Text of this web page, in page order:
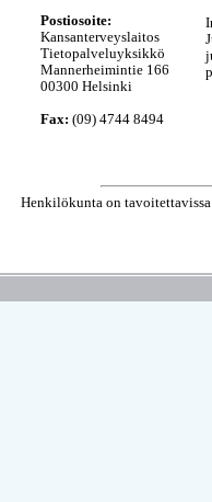
Postiosoite:
Kansanterveyslaitos
Tietopalveluyksikkö
Mannerheimintie 166
00300 Helsinki
Fax: (09) 4744 8494
Henkilökunta on